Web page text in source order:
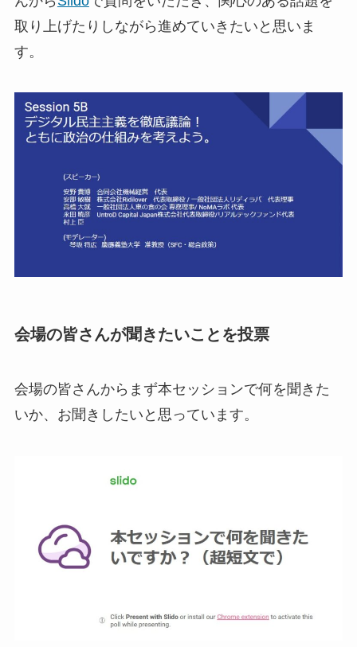
取り上げたりしながら進めていきたいと思いま
す。
会場の皆さんが聞きたいことを投票
会場の皆さんからまず本セッションで何を聞きた
いか、お聞きしたいと思っています。